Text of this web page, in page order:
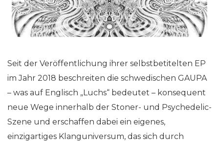
Seit der Veröffentlichung ihrer selbstbetitelten EP
im Jahr 2018 beschreiten die schwedischen GAUPA
– was auf Englisch „Luchs“ bedeutet – konsequent
neue Wege innerhalb der Stoner- und Psychedelic-
Szene und erschaffen dabei ein eigenes,
einzigartiges Klanguniversum, das sich durch